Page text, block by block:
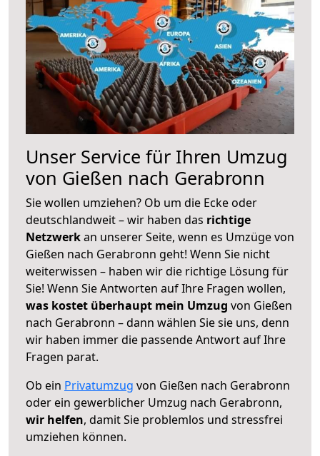
Unser Service für Ihren Umzug
von Gießen nach Gerabronn
Sie wollen umziehen? Ob um die Ecke oder
deutschlandweit – wir haben das richtige
Netzwerkan unserer Seite, wenn es Umzüge von
Gießen nach Gerabronn geht! Wenn Sie nicht
weiterwissen – haben wir die richtige Lösung für
Sie! Wenn Sie Antworten auf Ihre Fragen wollen,
was kostet überhaupt mein Umzug von Gießen
nach Gerabronn – dann wählen Sie sie uns, denn
wir haben immer die passende Antwort auf Ihre
Fragen parat.
Ob ein Privatumzug von Gießen nach Gerabronn
oder ein gewerblicher Umzug nach Gerabronn,
wir helfen, damit Sie problemlos und stressfrei
umziehen können.